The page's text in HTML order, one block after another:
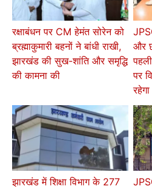
रक्षाबंधन पर CM हेमंत सोरेन को
ब्रह्माकुमारी बहनों ने बांधी राखी,
झारखंड की सुख-शांति और समृद्धि
की कामना की
और
पर
रहेगा
झारखंड में शिक्षा विभाग के 277